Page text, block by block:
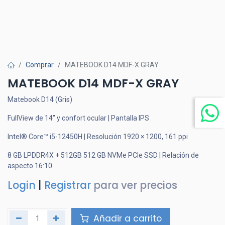
Comprar MATEBOOK D14 MDF-X GRAY
MATEBOOK D14 MDF-X GRAY
Matebook D14 (Gris)
FullView de 14" y confort ocular | Pantalla IPS
Intel® Core™ i5-12450H | Resolución 1920 × 1200, 161 ppi
8 GB LPDDR4X + 512GB 512 GB NVMe PCIe SSD | Relación de
aspecto 16:10
Login Registrar para ver precios
Añadir a carrito